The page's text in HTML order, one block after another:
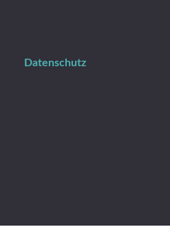
Datenschutz